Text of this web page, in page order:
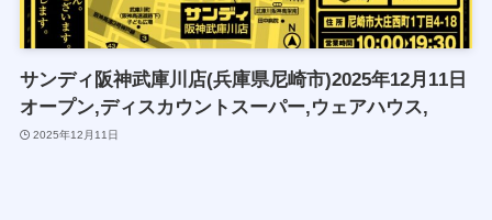
サンディ阪神武庫川店(兵庫県尼崎市)2025年12月11日
オープン,ディスカウントスーパー,ウェアハウス,
2025年12月11日